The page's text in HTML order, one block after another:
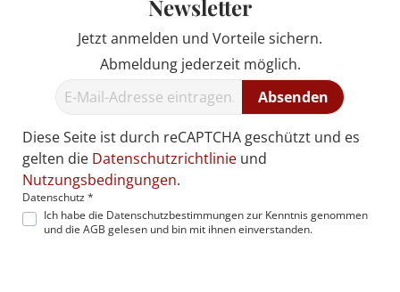
Newsletter
Jetzt anmelden und Vorteile sichern.
Abmeldung jederzeit möglich.
Absenden
Diese Seite ist durch reCAPTCHA geschützt und es
gelten die Datenschutzrichtlinie und
Nutzungsbedingungen.
Datenschutz *
Ich habe die Datenschutzbestimmungenzur Kenntnis genommen
und die AGB gelesen und bin mit ihnen einverstanden.